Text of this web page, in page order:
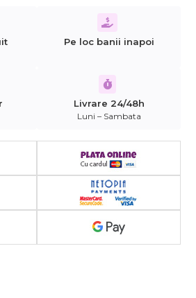
Pe loc banii inapoi
Livrare 24/48h
Luni – Sambata